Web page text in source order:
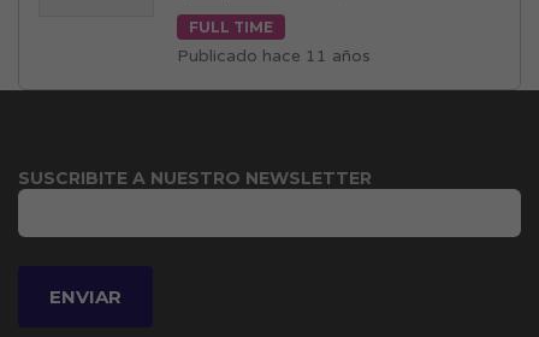
FULL TIME
Publicado hace 11 años
SUSCRIBITE A NUESTRO NEWSLETTER